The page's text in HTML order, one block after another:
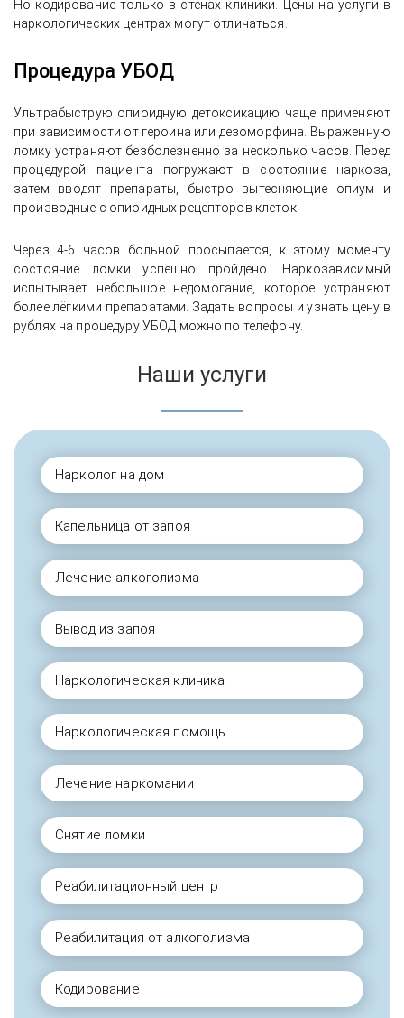
Но кодирование только в стенах клиники. Цены на услуги в
наркологических центрах могут отличаться.
Процедура УБОД
Ультрабыструю опиоидную детоксикацию чаще применяют
при зависимости от героина или дезоморфина. Выраженную
ломку устраняют безболезненно за несколько часов. Перед
процедурой пациента погружают в состояние наркоза,
затем вводят препараты, быстро вытесняющие опиум и
производные с опиоидных рецепторов клеток.
Через 4-6 часов больной просыпается, к этому моменту
состояние ломки успешно пройдено. Наркозависимый
испытывает небольшое недомогание, которое устраняют
более лёгкими препаратами. Задать вопросы и узнать цену в
рублях на процедуру УБОД можно по телефону.
Наши услуги
Нарколог на дом
Капельница от запоя
Лечение алкоголизма
Вывод из запоя
Наркологическая клиника
Наркологическая помощь
Лечение наркомании
Снятие ломки
Реабилитационный центр
Реабилитация от алкоголизма
Кодирование